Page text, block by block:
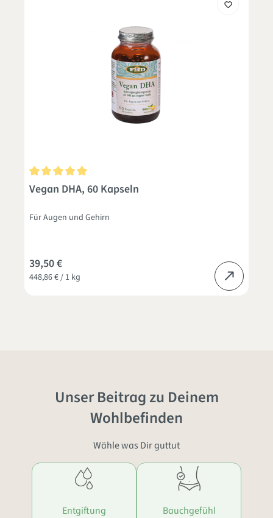
Durchschnittliche Bewertung von 5 von 5 Sternen
Vegan DHA, 60 Kapseln
Für Augen und Gehirn
448,86 € / 1 kg
39,50 €
Unser Beitrag zu Deinem
Wohlbefinden
Wähle was Dir guttut
Entgiftung Bauchgefühl